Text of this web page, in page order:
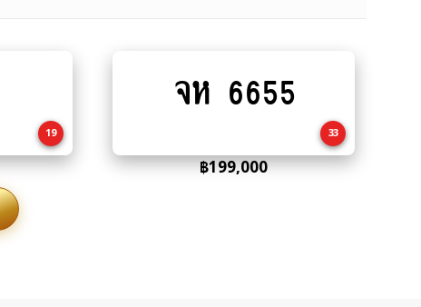
19
to
จห 6655
33
฿199,000